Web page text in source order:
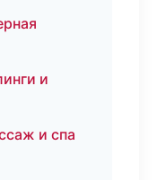
и
и спа